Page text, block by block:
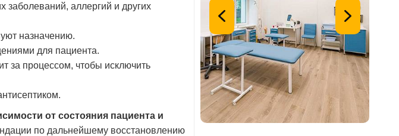
заболеваний, аллергий и других
назначению.
для пациента.
за процессом, чтобы исключить
от состояния пациента и
по дальнейшему восстановлению